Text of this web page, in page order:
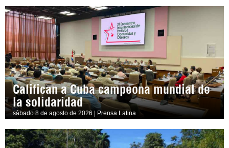
Califican a Cuba campeona mundial de
la solidaridad
sábado 8 de agosto de 2026 | Prensa Latina